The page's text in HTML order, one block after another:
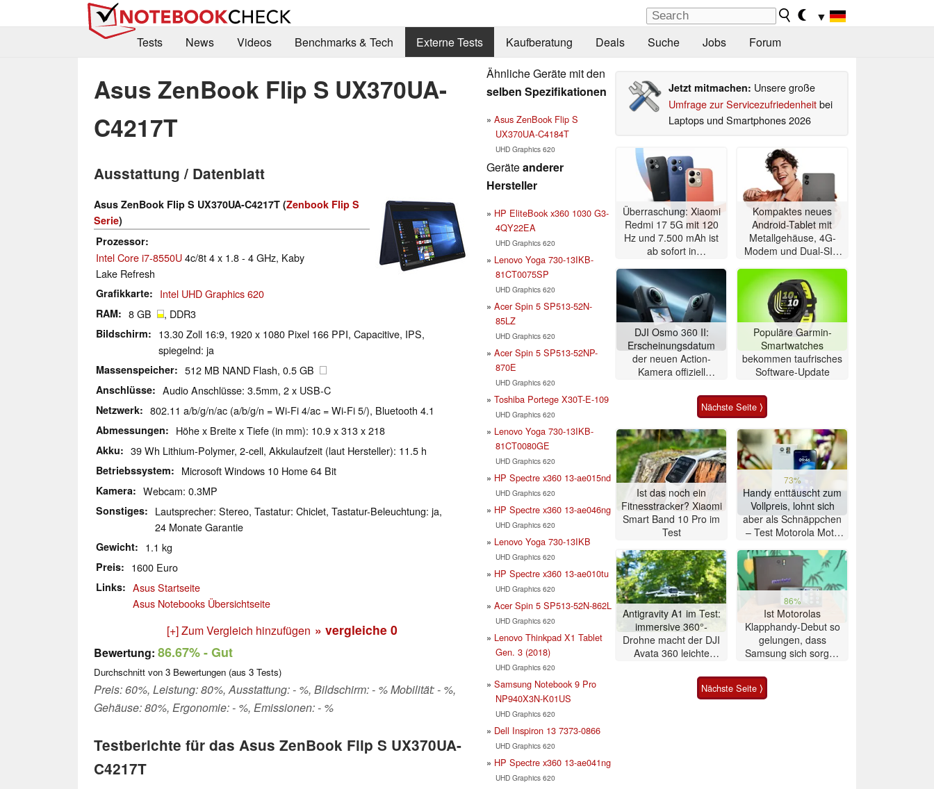
▼
Tests
News Videos Benchmarks & Tech Externe Tests Kaufberatung Deals Suche Jobs Forum
Asus ZenBook Flip S UX370UA-
C4217T
Ausstattung / Datenblatt
Asus ZenBook Flip S UX370UA-C4217T (Zenbook Flip S
Serie)
Prozessor
Intel Core i7-8550U4c/8t 4 x 1.8 - 4 GHz, Kaby
Lake Refresh
Grafikkarte Intel UHD Graphics 620
RAM 8 GB , DDR3
Bildschirm
13.30 Zoll 16:9, 1920 x 1080 Pixel 166 PPI, Capacitive, IPS,
spiegelnd: ja
Massenspeicher 512 MB NAND Flash, 0.5 GB
Anschlüsse Audio Anschlüsse: 3.5mm, 2 x USB-C
Netzwerk 802.11 a/b/g/n/ac (a/b/g/n = Wi-Fi 4/ac = Wi-Fi 5/), Bluetooth 4.1
Abmessungen Höhe x Breite x Tiefe (in mm): 10.9 x 313 x 218
Akku 39 Wh Lithium-Polymer, 2-cell, Akkulaufzeit (laut Hersteller): 11.5 h
Betriebssystem Microsoft Windows 10 Home 64 Bit
Kamera Webcam: 0.3MP
Sonstiges
Lautsprecher: Stereo, Tastatur: Chiclet, Tastatur-Beleuchtung: ja,
24 Monate Garantie
Gewicht 1.1 kg
Preis 1600 Euro
Links
Asus Startseite
Asus Notebooks Übersichtseite
[+] Zum Vergleich hinzufügen » vergleiche 0
Bewertung: 86.67%- Gut
Durchschnitt von 3 Bewertungen (aus 3 Tests)
Preis: 60%, Leistung: 80%, Ausstattung: - %, Bildschirm: - % Mobilität: - %,
Gehäuse: 80%, Ergonomie: - %, Emissionen: - %
Testberichte für das Asus ZenBook Flip S UX370UA-
C4217T
Ähnliche Geräte mit den
selben Spezifikationen
Asus ZenBook Flip S
UX370UA-C4184T
UHD Graphics 620
Geräteanderer
Hersteller
HP EliteBook x360 1030 G3-
4QY22EA
UHD Graphics 620
Lenovo Yoga 730-13IKB-
81CT0075SP
UHD Graphics 620
Acer Spin 5 SP513-52N-
85LZ
UHD Graphics 620
Acer Spin 5 SP513-52NP-
870E
UHD Graphics 620
Toshiba Portege X30T-E-109
UHD Graphics 620
Lenovo Yoga 730-13IKB-
81CT0080GE
UHD Graphics 620
HP Spectre x360 13-ae015nd
UHD Graphics 620
HP Spectre x360 13-ae046ng
UHD Graphics 620
Lenovo Yoga 730-13IKB
UHD Graphics 620
HP Spectre x360 13-ae010tu
UHD Graphics 620
Acer Spin 5 SP513-52N-862L
UHD Graphics 620
Lenovo Thinkpad X1 Tablet
Gen. 3 (2018)
UHD Graphics 620
Samsung Notebook 9 Pro
NP940X3N-K01US
UHD Graphics 620
Dell Inspiron 13 7373-0866
UHD Graphics 620
HP Spectre x360 13-ae041ng
UHD Graphics 620
Jetzt mitmachen: Unsere große
Umfrage zur Servicezufriedenheitbei
Laptops und Smartphones 2026
Überraschung: Xiaomi
Redmi 17 5G mit 120
Hz und 7.500 mAh ist
ab sofort in
Kompaktes neues
Android-Tablet mit
Metallgehäuse, 4G-
Modem und Dual-SIM
DJI Osmo 360 II:
Erscheinungsdatum
der neuen Action-
Kamera offiziell
Populäre Garmin-
Smartwatches
bekommen taufrisches
Software-Update
Nächste Seite ⟩
Ist das noch ein
Fitnesstracker? Xiaomi
Smart Band 10 Pro im
Test
73%
Handy enttäuscht zum
Vollpreis, lohnt sich
aber als Schnäppchen
– Test Motorola Moto
Antigravity A1 im Test:
immersive 360°-
Drohne macht der DJI
Avata 360 leichte
86%
Ist Motorolas
Klapphandy-Debut so
gelungen, dass
Samsung sich sorgen
Smartphone im Test
Nächste Seite ⟩